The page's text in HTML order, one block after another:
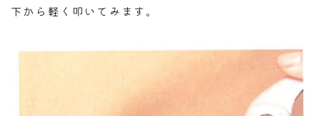
下から軽く叩いてみます。